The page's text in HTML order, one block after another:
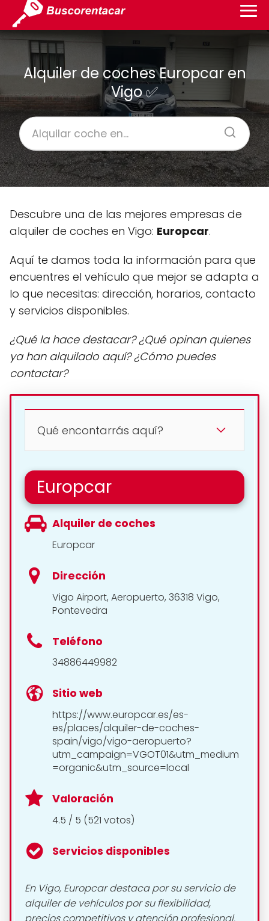
Alquiler de coches Europcar en
Vigo ✅
Descubre una de las mejores empresas de
alquiler de coches en Vigo: Europcar.
Aquí te damos toda la información para que
encuentres el vehículo que mejor se adapta a
lo que necesitas: dirección, horarios, contacto
y servicios disponibles.
¿Qué la hace destacar? ¿Qué opinan quienes
ya han alquilado aquí? ¿Cómo puedes
contactar?
Qué encontarrás aquí?
Europcar
Alquiler de coches
Europcar
Dirección
Vigo Airport, Aeropuerto, 36318 Vigo,
Pontevedra
Teléfono
34886449982
Sitio web
https://www.europcar.es/es-
es/places/alquiler-de-coches-
spain/vigo/vigo-aeropuerto?
utm_campaign=VGOT01&utm_medium
=organic&utm_source=local
Valoración
4.5 / 5 (521 votos)
Servicios disponibles
En Vigo, Europcar destaca por su servicio de
alquiler de vehículos por su flexibilidad,
precios competitivos y atención profesional.